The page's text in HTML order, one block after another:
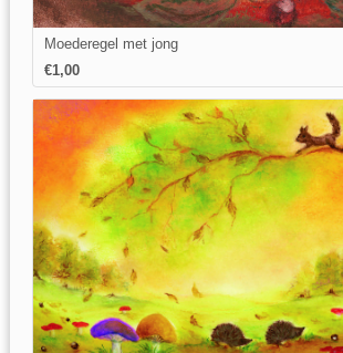
Moederegel met jong
€1,00